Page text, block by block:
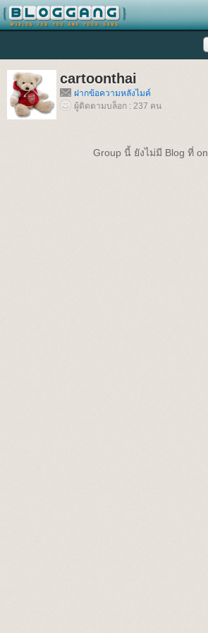
cartoonthai
ฝากข้อความหลังไมค์
ผู้ติดตามบล็อก : 237 คน
Group นี้ ยังไม่มี Blog ที่